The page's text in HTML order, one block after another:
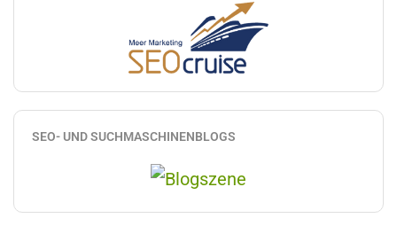
SEO- UND SUCHMASCHINENBLOGS